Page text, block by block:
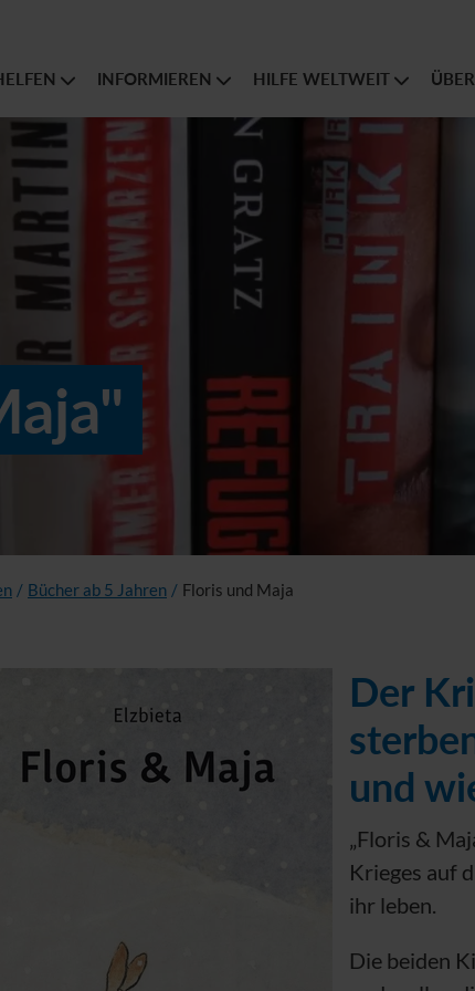
INFORMIEREN HILFE WELTWEIT
/ Bücher ab 5 Jahren / Floris und Maja
Der
und
„Floris &
Krieges auf
ihr leben.
Die beiden